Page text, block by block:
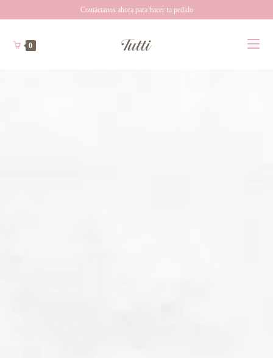
Contáctanos ahora para hacer tu pedido
0